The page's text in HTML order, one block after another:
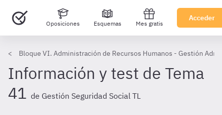
Oposiciones Esquemas Mes gratis
Acceder
Bloque VI. Administración de Recursos Humanos - Gestión Adm.
Información y test de Tema
41 de Gestión Seguridad Social TL